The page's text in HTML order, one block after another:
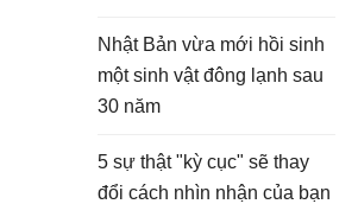
Nhật Bản vừa mới hồi sinh
một sinh vật đông lạnh sau
30 năm
5 sự thật "kỳ cục" sẽ thay
đổi cách nhìn nhận của bạn